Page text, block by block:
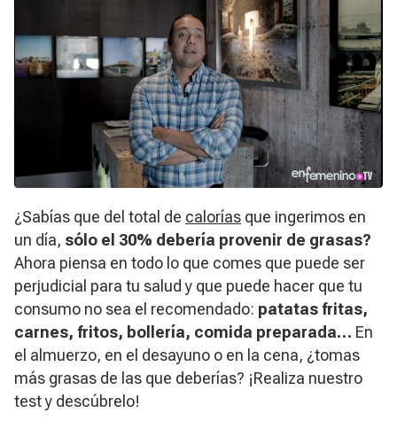
¿Sabías que del total de calorías que ingerimos en
un día, sólo el 30% debería provenir de grasas?
Ahora piensa en todo lo que comes que puede ser
perjudicial para tu salud y que puede hacer que tu
consumo no sea el recomendado: patatas fritas,
carnes, fritos, bollería, comida preparada… En
el almuerzo, en el desayuno o en la cena, ¿tomas
más grasas de las que deberías? ¡Realiza nuestro
test y descúbrelo!